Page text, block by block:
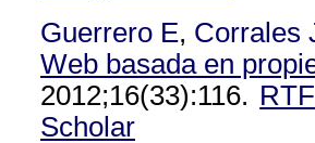
Guerrero E, Corrales
Web basada en
2012;16(33):116. RTF
Scholar